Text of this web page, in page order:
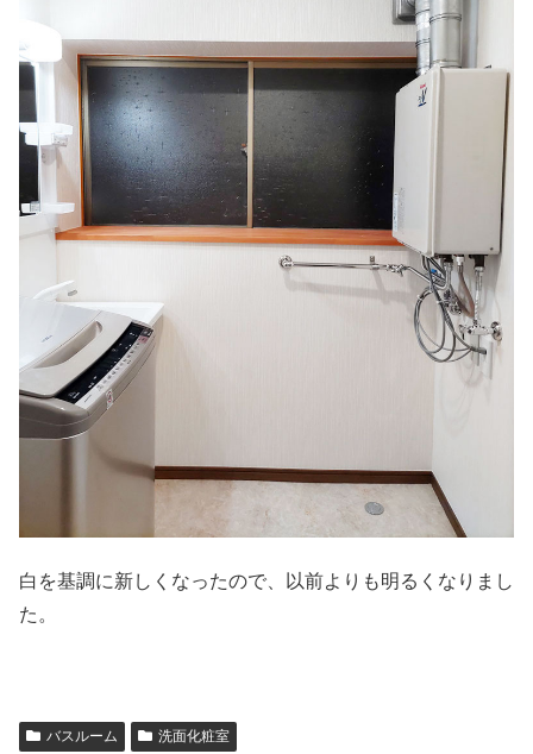
白を基調に新しくなったので、以前よりも明るくなりまし
た。
バスルーム 洗面化粧室